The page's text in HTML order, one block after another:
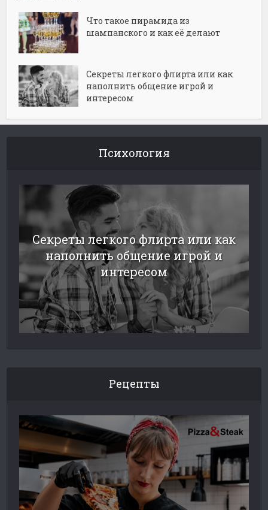
Что такое пирамида из
шампанского и как её делают
Секреты легкого флирта или как
наполнить общение игрой и
интересом
Психология
Секреты легкого флирта или как
наполнить общение игрой и
интересом
Рецепты